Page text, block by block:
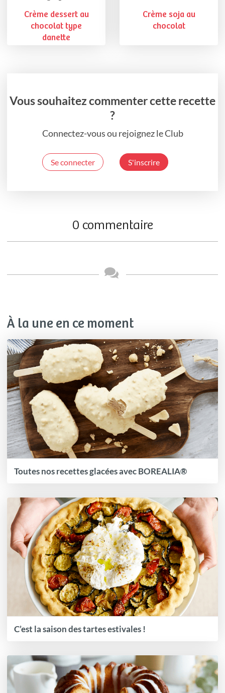
Crème dessert au
chocolat type
danette
Crème soja au
chocolat
Vous souhaitez commenter cette recette
?
Connectez-vous ou rejoignez le Club
Se connecter S'inscrire
0 commentaire
À la une en ce moment
Toutes nos recettes glacées avec BOREALIA®
C’est la saison des tartes estivales !